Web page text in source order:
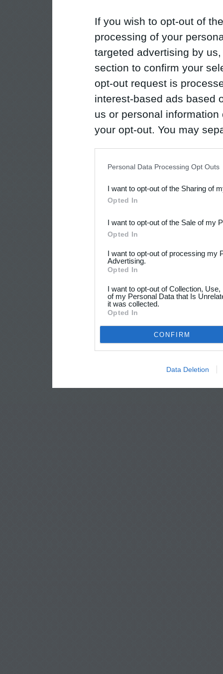
If you wish to opt-out of
processing of your
targeted advertising by
section to confirm your
opt-out request is
interest-based ads based
us or personal
your opt-out. You may
Downstream Participants
third parties.
Personal Data Processing Opt Outs
I want to opt-out of the Sharing of
Opted In
I want to opt-out of the Sale of my
Opted In
I want to opt-out of processing my
Advertising.
Opted In
I want to opt-out of Collection,
of my Personal Data that Is
it was collected.
Opted In
CONFIRM
Data Deletion